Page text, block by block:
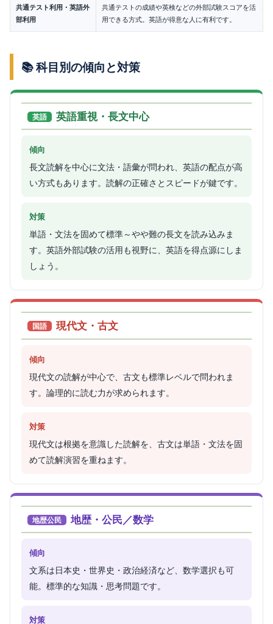
共通テスト利用・英語外
部利用
共通テストの成績や英検などの外部試験スコアを活
用できる方式。英語が得意な人に有利です。
📚 科目別の傾向と対策
英語 英語重視・長文中心
傾向
長文読解を中心に文法・語彙が問われ、英語の配点が高
い方式もあります。読解の正確さとスピードが鍵です。
対策
単語・文法を固めて標準～やや難の長文を読み込みま
す。英語外部試験の活用も視野に、英語を得点源にしま
しょう。
国語 現代文・古文
傾向
現代文の読解が中心で、古文も標準レベルで問われま
す。論理的に読む力が求められます。
対策
現代文は根拠を意識した読解を、古文は単語・文法を固
めて読解演習を重ねます。
地歴公民 地歴・公民／数学
傾向
文系は日本史・世界史・政治経済など、数学選択も可
能。標準的な知識・思考問題です。
対策